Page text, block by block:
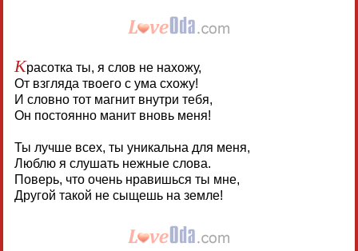
Красотка ты, я слов не нахожу,
От взгляда твоего с ума схожу!
И словно тот магнит внутри тебя,
Он постоянно манит вновь меня!
Ты лучше всех, ты уникальна для меня,
Люблю я слушать нежные слова.
Поверь, что очень нравишься ты мне,
Другой такой не сыщешь на земле!